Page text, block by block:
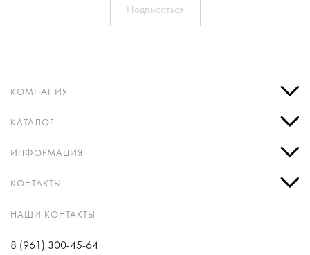
КОМПАНИЯ
КАТАЛОГ
ИНФОРМАЦИЯ
КОНТАКТЫ
НАШИ КОНТАКТЫ
8 (961) 300-45-64